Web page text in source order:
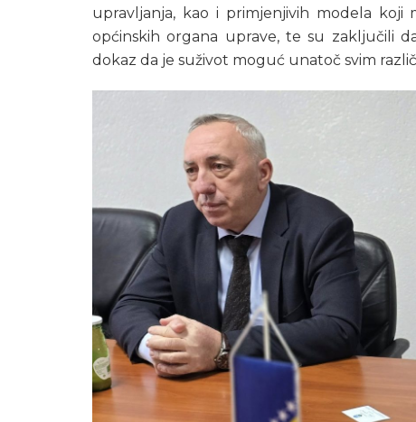
upravljanja, kao i primjenjivih modela
općinskih organa uprave, te su zaključili
dokaz da je suživot moguć unatoč svim